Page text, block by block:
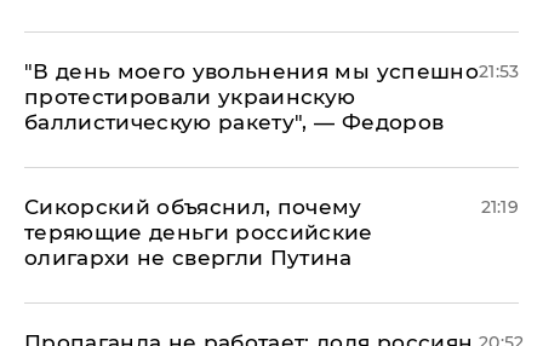
​"В день моего увольнения мы успешно
протестировали украинскую
баллистическую ракету", — Федоров
21:53
Сикорский объяснил, почему
теряющие деньги российские
олигархи не свергли Путина
21:19